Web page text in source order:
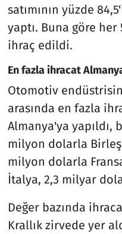
satımının yüzde
yaptı. Buna göre
ihraç edildi.
En fazla ihracat
Otomotiv
arasında en fazla
Almanya'ya yapıldı,
milyon dolarla
milyon dolarla
İtalya, 2,3 milyar
Değer bazında
Krallık zirvede yer